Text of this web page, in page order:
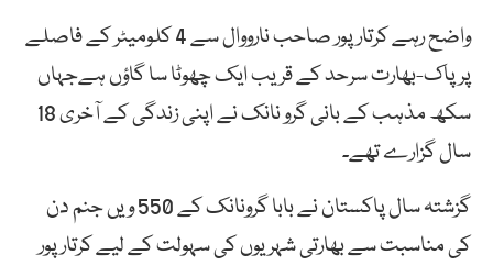
واضح رہے کرتارپور صاحب نارووال سے 4 کلومیٹر کے فاصلے
پر پاک-بھارت سرحد کے قریب ایک چھوٹا سا گاؤں ہےجہاں
سکھ مذہب کے بانی گرو نانک نے اپنی زندگی کے آخری 18
سال گزارے تھے۔
گزشتہ سال پاکستان نے بابا گرونانک کے 550 ویں جنم دن
کی مناسبت سے بھارتی شہریوں کی سہولت کے لیے کرتار پور